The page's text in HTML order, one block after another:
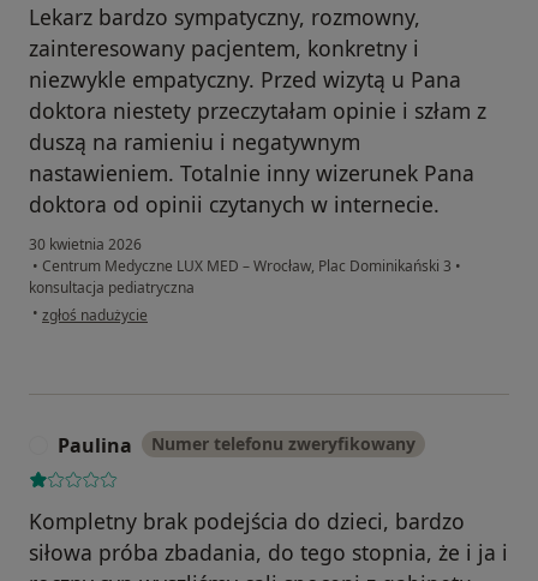
Lekarz bardzo sympatyczny, rozmowny,
zainteresowany pacjentem, konkretny i
niezwykle empatyczny. Przed wizytą u Pana
doktora niestety przeczytałam opinie i szłam z
duszą na ramieniu i negatywnym
nastawieniem. Totalnie inny wizerunek Pana
doktora od opinii czytanych w internecie.
30 kwietnia 2026
• Centrum Medyczne LUX MED – Wrocław, Plac Dominikański 3 •
konsultacja pediatryczna
• w opinii użytkownika E.S.
zgłoś nadużycie
Paulina Numer telefonu zweryfikowany
Kompletny brak podejścia do dzieci, bardzo
siłowa próba zbadania, do tego stopnia, że i ja i